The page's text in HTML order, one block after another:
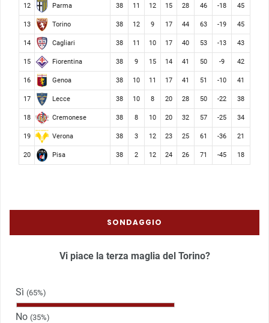
12 Parma 38 11 12 15 28 46 -18 45
13 Torino 38 12 9 17 44 63 -19 45
14 Cagliari 38 11 10 17 40 53 -13 43
15 Fiorentina 38 9 15 14 41 50 -9 42
16 Genoa 38 10 11 17 41 51 -10 41
17 Lecce 38 10 8 20 28 50 -22 38
18 Cremonese 38 8 10 20 32 57 -25 34
19 Verona 38 3 12 23 25 61 -36 21
20 Pisa 38 2 12 24 26 71 -45 18
SONDAGGIO
Vi piace la terza maglia del Torino?
Sì (65%)
No (35%)